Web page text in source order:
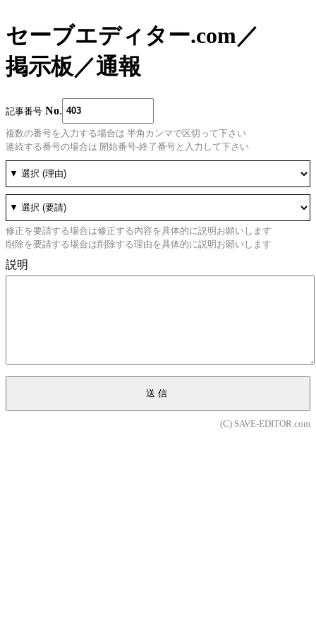
セーブエディター.com／
掲示板／通報
記事番号 No
複数の番号を入力する場合は 半角カンマで区切って下さい
連続する番号の場合は 開始番号-終了番号と入力して下さい
修正を要請する場合は修正する内容を具体的に説明お願いします
削除を要請する場合は削除する理由を具体的に説明お願いします
説明
送信
(C) SAVE-EDITOR.com